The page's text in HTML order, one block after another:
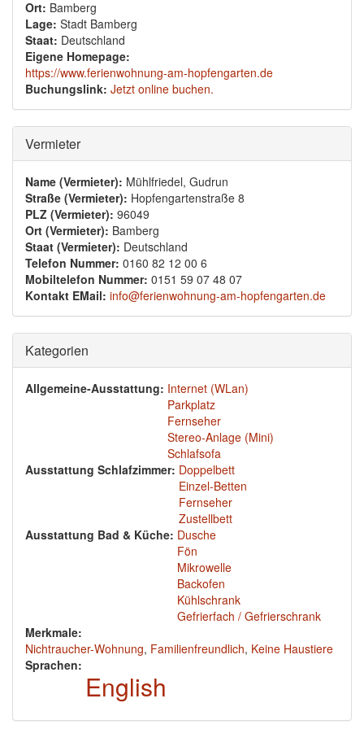
Ort: Bamberg
Lage: Stadt Bamberg
Staat: Deutschland
Eigene Homepage:
https://www.ferienwohnung-am-hopfengarten.de
Buchungslink: Jetzt online buchen.
Ausblenden
Vermieter
Name (Vermieter): Mühlfriedel, Gudrun
Straße (Vermieter): Hopfengartenstraße 8
PLZ (Vermieter): 96049
Ort (Vermieter): Bamberg
Staat (Vermieter): Deutschland
Telefon Nummer: 0160 82 12 00 6
Mobiltelefon Nummer: 0151 59 07 48 07
Kontakt EMail: info@ferienwohnung-am-hopfengarten.de
Ausblenden
Kategorien
Allgemeine-Ausstattung: Internet (WLan)
Parkplatz
Fernseher
Stereo-Anlage (Mini)
Schlafsofa
Ausstattung Schlafzimmer: Doppelbett
Einzel-Betten
Fernseher
Zustellbett
Ausstattung Bad & Küche: Dusche
Fön
Mikrowelle
Backofen
Kühlschrank
Gefrierfach / Gefrierschrank
Merkmale:
Nichtraucher-Wohnung, Familienfreundlich, Keine Haustiere
Sprachen:
English